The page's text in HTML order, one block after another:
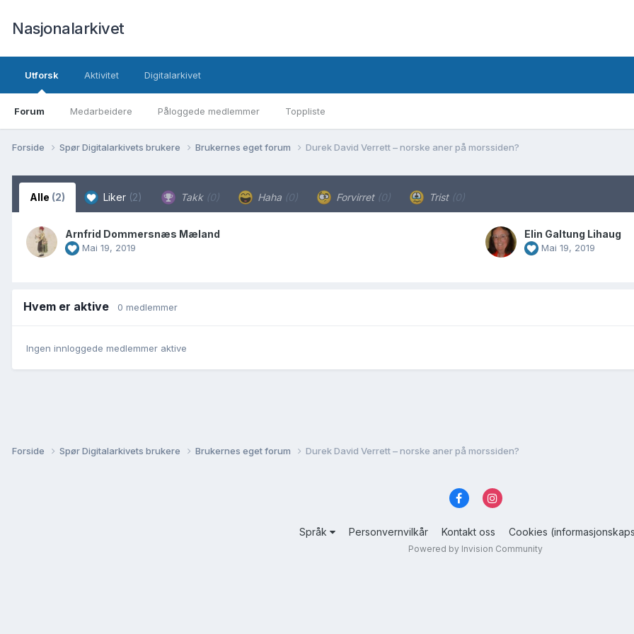
Nasjonalarkivet
Utforsk
Forum Medarbeidere Påloggede medlemmer Toppliste
Aktivitet Digitalarkivet
Forside Spør Digitalarkivets brukere Brukernes eget forum Durek David Verrett – norske aner på morssiden?
Alle (2) Liker (2) Takk (0) Haha (0) Forvirret (0) Trist (0)
Arnfrid Dommersnæs Mæland
Mai 19, 2019
Elin Galtung Lihaug
Mai 19, 2019
Hvem er aktive 0 medlemmer
Ingen innloggede medlemmer aktive
Forside Spør Digitalarkivets brukere Brukernes eget forum Durek David Verrett – norske aner på morssiden?
Språk Personvernvilkår Kontakt oss Cookies
Powered by Invision Community